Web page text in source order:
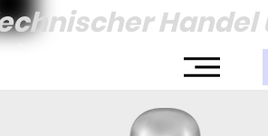
Handel